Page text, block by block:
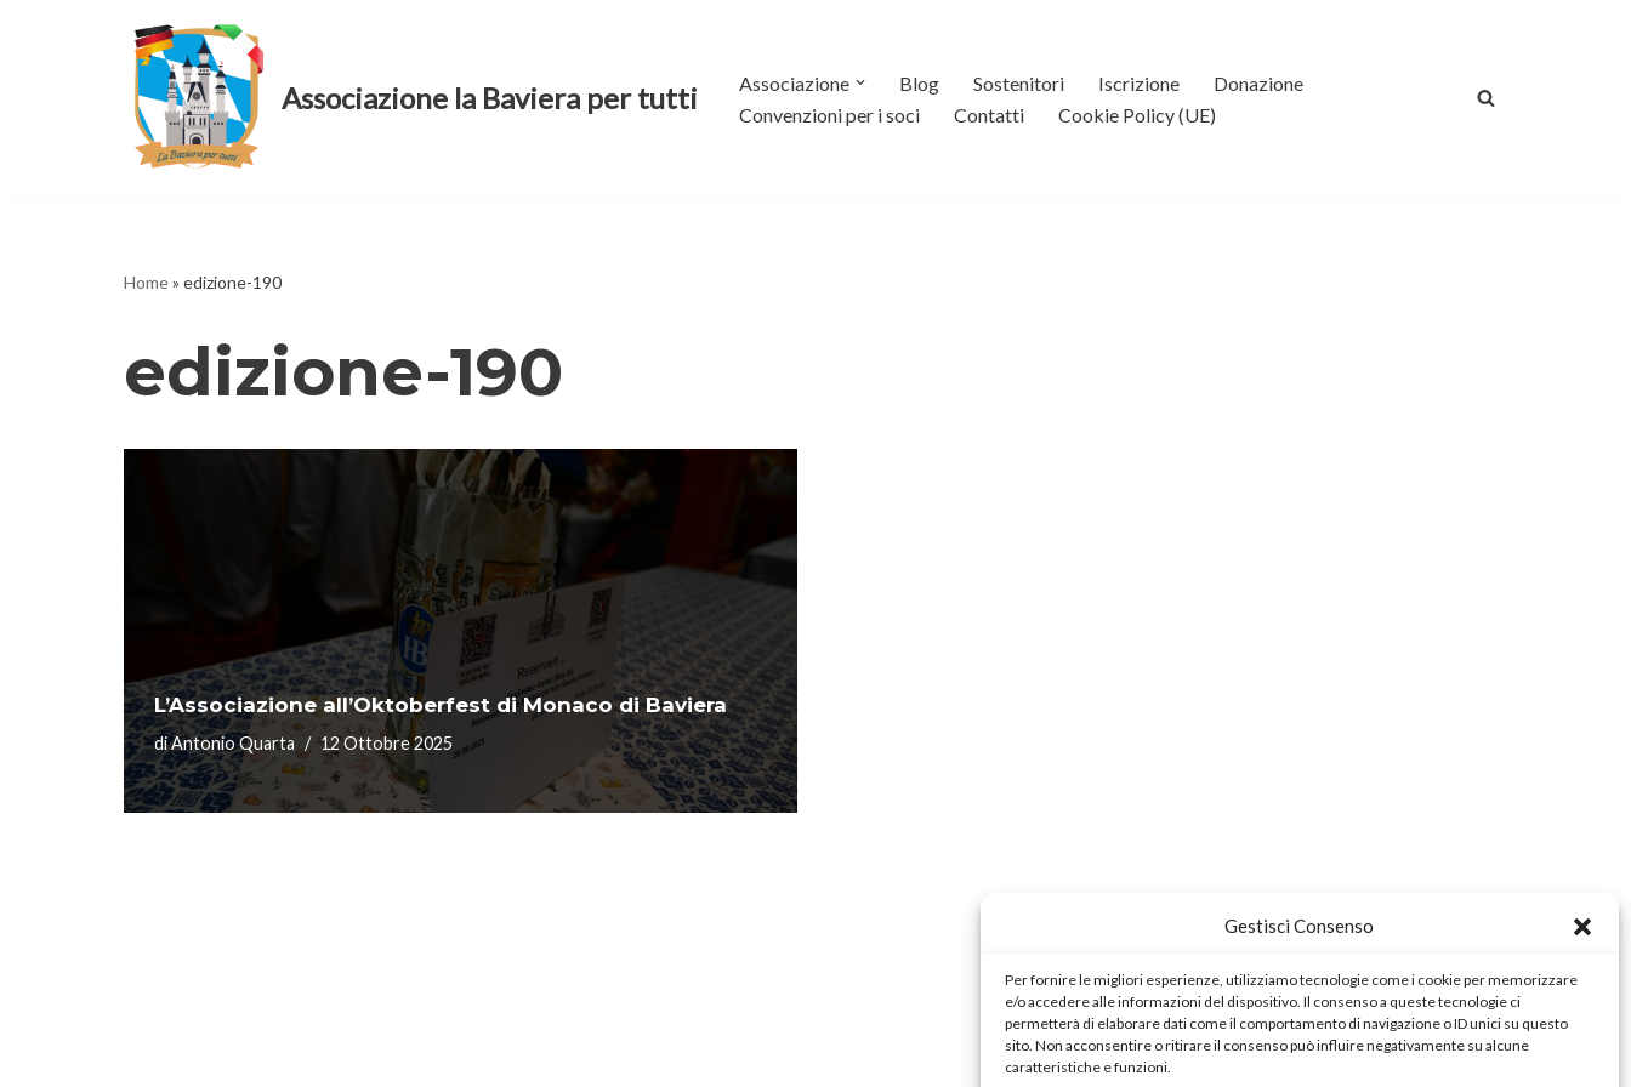
Gestisci Consenso
Per fornire le migliori esperienze, utilizziamo tecnologie come i cookie per memorizzare
e/o accedere alle informazioni del dispositivo. Il consenso a queste tecnologie ci
permetterà di elaborare dati come il comportamento di navigazione o ID unici su questo
sito. Non acconsentire o ritirare il consenso può influire negativamente su alcune
caratteristiche e funzioni.
Associazione la Baviera per tutti Associazione Blog Sostenitori Iscrizione
Donazione
Convenzioni per i soci
Contatti Cookie Policy (UE)
Home» edizione-190
edizione-190
L’Associazione all’Oktoberfest di Monaco di Baviera
diAntonio Quarta 12 Ottobre 2025